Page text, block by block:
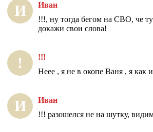
И Иван
!!!, ну тогда бегом на СВО, че
докажи свои слова!
! !!!
Неее , я не в окопе Ваня , я как
И Иван
!!! разошелся не на шутку,